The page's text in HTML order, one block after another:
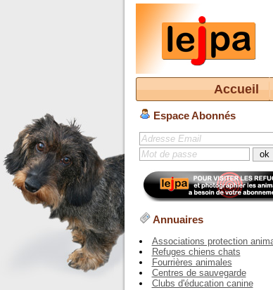
Accueil
Espace Abonnés
Annuaires
Associations protection
Refuges chiens chats
Fourrières animales
Centres de sauvegarde
Clubs d'éducation canine